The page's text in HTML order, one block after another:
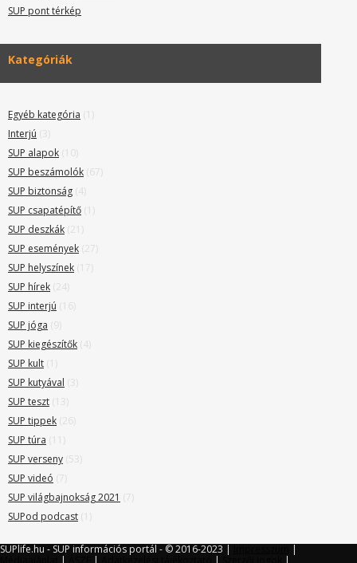
SUP pont térkép
Kategóriák
Egyéb kategória (1)
Interjú (3)
SUP alapok (10)
SUP beszámolók (67)
SUP biztonság (4)
SUP csapatépítő (1)
SUP deszkák (21)
SUP események (27)
SUP helyszínek (17)
SUP hírek (24)
SUP interjú (16)
SUP jóga (9)
SUP kiegészítők (4)
SUP kult (1)
SUP kutyával (3)
SUP teszt (13)
SUP tippek (26)
SUP túra (11)
SUP verseny (53)
SUP videó (7)
SUP világbajnokság 2021 (7)
SUPod podcast (1)
SUPlife.hu - SUP információs portál - © 2016-2023 |
|